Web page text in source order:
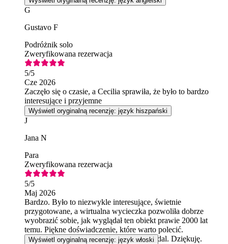
G
Gustavo F
Podróżnik solo
Zweryfikowana rezerwacja
5/5
Cze 2026
Zaczęło się o czasie, a Cecilia sprawiła, że było to bardzo
interesujące i przyjemne
Wyświetl oryginalną recenzję: język hiszpański
J
Jana N
Para
Zweryfikowana rezerwacja
5/5
Maj 2026
Bardzo. Było to niezwykle interesujące, świetnie
przygotowane, a wirtualna wycieczka pozwoliła dobrze
wyobrazić sobie, jak wyglądał ten obiekt prawie 2000 lat
temu. Piękne doświadczenie, które warto polecić.
Przewodniczka również spisała się na medal. Dziękuję.
Wyświetl oryginalną recenzję: język włoski